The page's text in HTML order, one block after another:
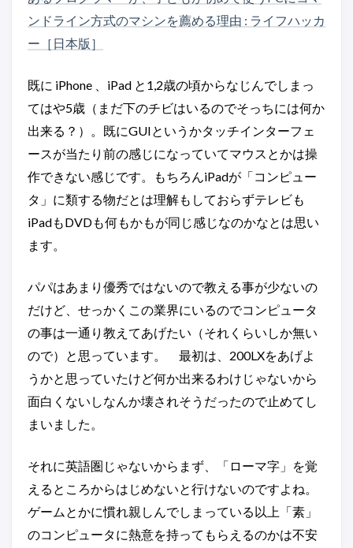
ンドライン方式のマシンを薦める理由 : ライフハッカ
ー［日本版］
既に iPhone 、iPad と1,2歳の頃からなじんでしまっ
てはや5歳（まだ下のチビはいるのでそっちには何か
出来る？）。既にGUIというかタッチインターフェ
ースが当たり前の感じになっていてマウスとかは操
作できない感じです。もちろんiPadが「コンピュー
タ」に類する物だとは理解もしておらずテレビも
iPadもDVDも何もかもが同じ感じなのかなとは思い
ます。
パパはあまり優秀ではないので教える事が少ないの
だけど、せっかくこの業界にいるのでコンピュータ
の事は一通り教えてあげたい（それくらいしか無い
ので）と思っています。 最初は、200LXをあげよ
うかと思っていたけど何か出来るわけじゃないから
面白くないしなんか壊されそうだったので止めてし
まいました。
それに英語圏じゃないからまず、「ローマ字」を覚
えるところからはじめないと行けないのですよね。
ゲームとかに慣れ親しんでしまっている以上「素」
のコンピュータに熱意を持ってもらえるのかは不安